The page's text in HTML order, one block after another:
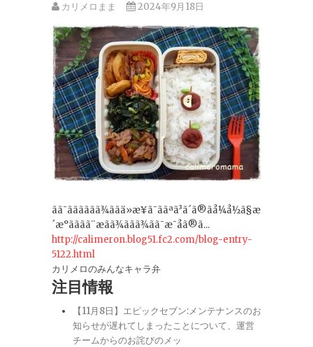
カリメロまま 2024年9月18日
ãã¯ãããããã¾ããä»æ¥ã¯ããªã³ã´ã®ãå¼å½ã§æ
´æ°ãããã¨æãã¾ããã¾ãã¯æ¯å­ã®ã...
http://calimeron.blog51.fc2.com/blog-entry-
5122.html
カリメロのみんなキャラ弁
注目情報
【11月8日】エピックセブン:メンテナンスのお
知らせが遅れてしまったことについて、運営
チームからのお詫びのメッ